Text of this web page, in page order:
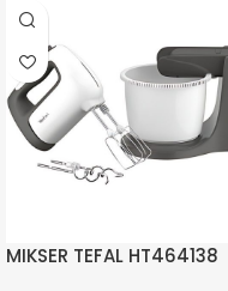
MIKSER TEFAL HT464138